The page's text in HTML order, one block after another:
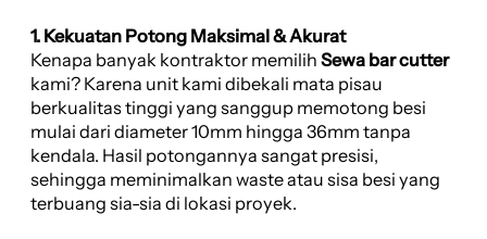
1. Kekuatan Potong Maksimal & Akurat
Kenapa banyak kontraktor memilih Sewa bar cutter
kami? Karena unit kami dibekali mata pisau
berkualitas tinggi yang sanggup memotong besi
mulai dari diameter 10mm hingga 36mm tanpa
kendala. Hasil potongannya sangat presisi,
sehingga meminimalkan waste atau sisa besi yang
terbuang sia-sia di lokasi proyek.